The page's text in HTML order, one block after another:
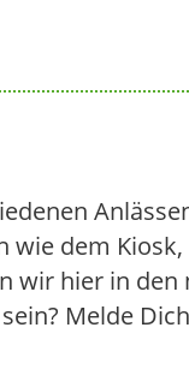
wie dem
wir hier in den
Melde